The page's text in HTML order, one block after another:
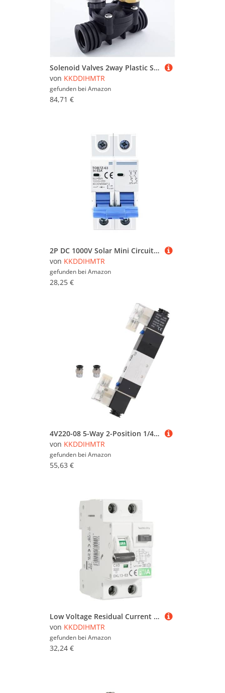
Solenoid Valves 2way Plastic Solenoid Valve 1/2 3/4 1 Inch Orifice 15/20/25mm Water Valve 10bar 220V N/O Useful (Color : Epdm, Size : 1Inch)(Nbr,3/4Inch)
von KKDDIHMTR
gefunden bei Amazon
84,71 €
2P DC 1000V Solar Mini Circuit Breaker 3A 6A 10A 16A 20A 25A 32A 40A 50A 63A DC PV System(63A)
von KKDDIHMTR
gefunden bei Amazon
28,25 €
4V220-08 5-Way 2-Position 1/4" Pneumatic Solenoid Valve DC12V DC24V AC110V AC220V with 4mm 6mm 8mm 10mm 12mm Connector(With-4mm-Fitting,AC110V)(With-8mm-fitting,AC110V)
von KKDDIHMTR
gefunden bei Amazon
55,63 €
Low Voltage Residual Current Circuit Breaker A Type 30mA 2P(1P+N) Short Current Leakage Protection RCD EKL13(16a)
von KKDDIHMTR
gefunden bei Amazon
32,24 €